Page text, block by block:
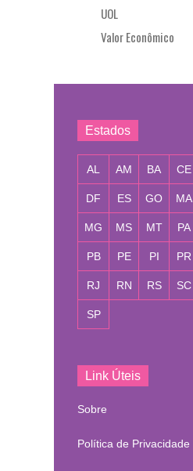
UOL
Valor Econômico
Estados
AL AM BA CE
DF ES GO MA
MG MS MT PA
PB PE PI PR
RJ RN RS SC
SP
Link Úteis
Sobre
Política de Privacidade